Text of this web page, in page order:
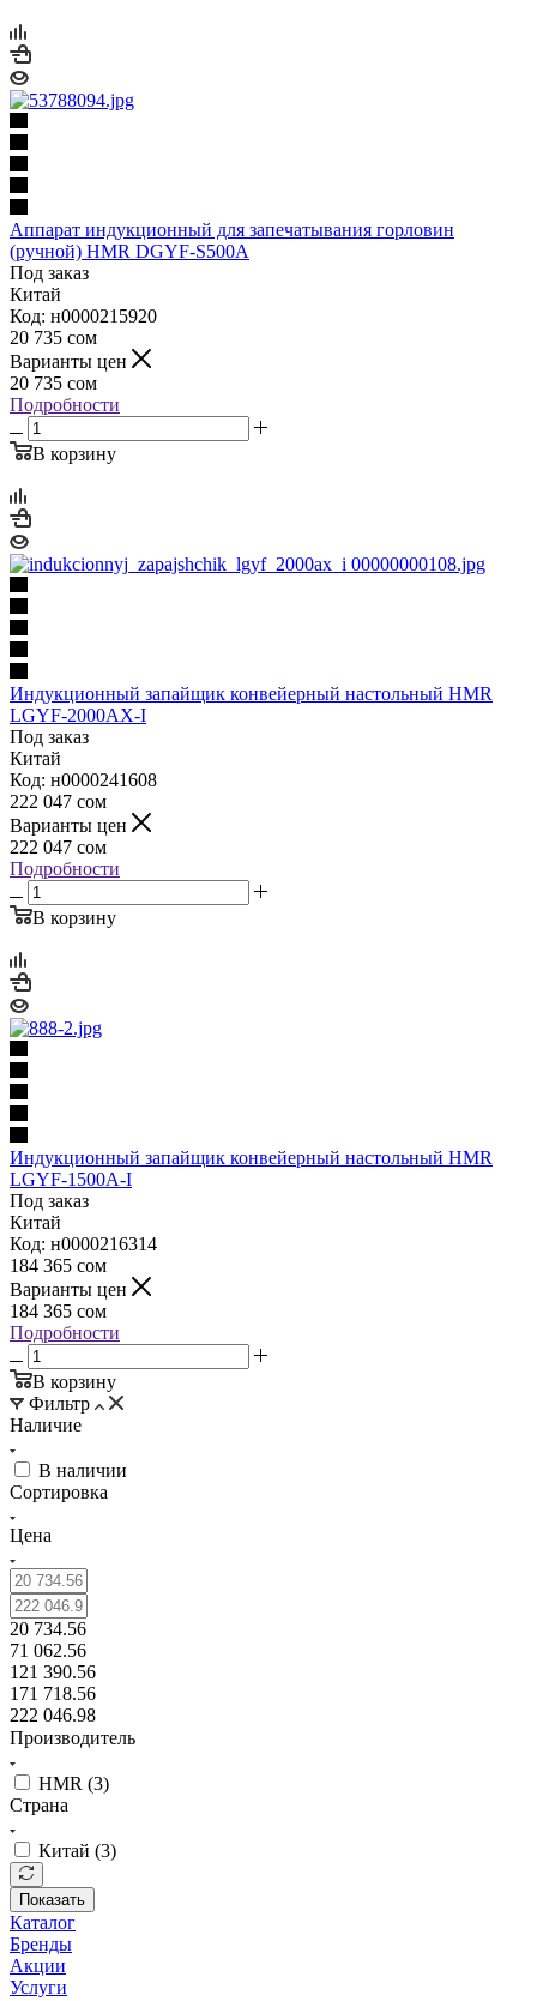
Аппарат индукционный для запечатывания горловин
(ручной) HMR DGYF-S500А
Под заказ
Китай
Код: н0000215920
20 735 сом
Варианты цен
20 735 сом
Подробности
В корзину
Индукционный запайщик конвейерный настольный HMR
LGYF-2000AX-I
Под заказ
Китай
Код: н0000241608
222 047 сом
Варианты цен
222 047 сом
Подробности
В корзину
Индукционный запайщик конвейерный настольный HMR
LGYF-1500A-I
Под заказ
Китай
Код: н0000216314
184 365 сом
Варианты цен
184 365 сом
Подробности
В корзину
Фильтр
Наличие
В наличии
Сортировка
Цена
20 734.56
71 062.56
121 390.56
171 718.56
222 046.98
Производитель
HMR (3)
Страна
Китай (3)
Показать
Каталог
Бренды
Акции
Услуги